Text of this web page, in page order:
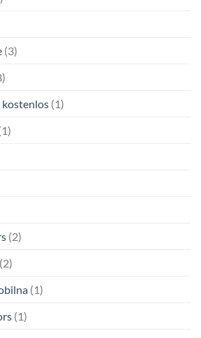
(3)
(1)
(2)
(2)
(1)
(1)